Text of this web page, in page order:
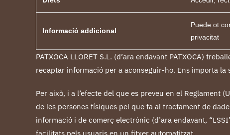
Informació addicional
Puede ot
privacitat
PATXOCA LLORET S.L. (d’ara endavant PATXOCA)
recaptar informació per a aconseguir-ho. Ens importa
Per això, i a l’efecte del que es preveu en el Reglament
de les persones físiques pel que fa al tractament de
informació i de comerç electrònic (d’ara endavant,